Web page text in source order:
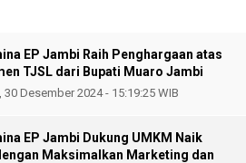
EP Jambi Raih Penghargaan atas
TJSL dari Bupati Muaro Jambi
30 Desember 2024 - 15:19:25 WIB
EP Jambi Dukung UMKM Naik
Maksimalkan Marketing dan